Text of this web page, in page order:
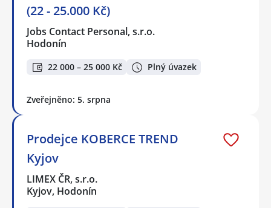
(22 - 25.000 Kč)
Jobs Contact Personal, s.r.o.
Hodonín
22 000 – 25 000 Kč Plný úvazek
Zveřejněno: 5. srpna
Prodejce KOBERCE TREND
Kyjov
LIMEX ČR, s.r.o.
Kyjov, Hodonín